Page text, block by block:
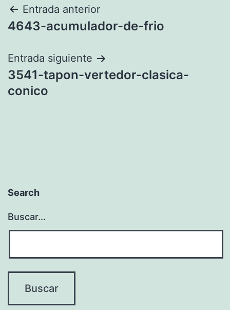
Navegación
de
entradas
Entrada anterior
4643-acumulador-de-frio
Entrada siguiente
3541-tapon-vertedor-clasica-
conico
Search
Buscar...